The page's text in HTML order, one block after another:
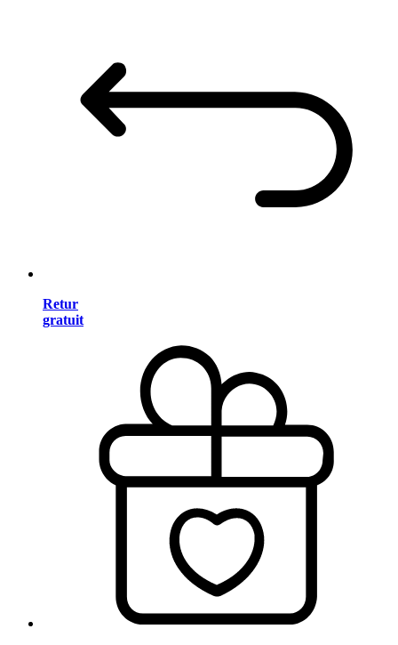
Retur
gratuit